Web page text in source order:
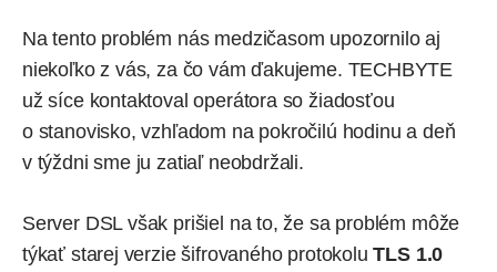
Na tento problém nás medzičasom upozornilo aj
niekoľko z vás, za čo vám ďakujeme. TECHBYTE
už síce kontaktoval operátora so žiadosťou
o stanovisko, vzhľadom na pokročilú hodinu a deň
v týždni sme ju zatiaľ neobdržali.
Server DSL však prišiel na to, že sa problém môže
týkať starej verzie šifrovaného protokoluTLS 1.0